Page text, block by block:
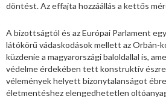
döntést. Az effajta hozzáállás a kettős
A bizottságtól és az Európai Parlament
látókörű vádaskodások mellett az Orbán-
küzdenie a magyarországi baloldallal is,
védelme érdekében tett konstruktív
vélemények helyett bizonytalanságot
életmentéshez elengedhetetlen